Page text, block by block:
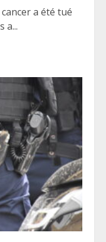
a été tué
a...